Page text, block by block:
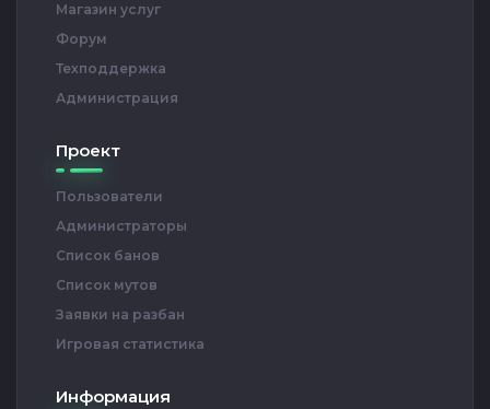
Магазин услуг
Форум
Техподдержка
Администрация
Проект
Пользователи
Администраторы
Список банов
Список мутов
Заявки на разбан
Игровая статистика
Информация